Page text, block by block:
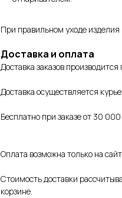
При правильном уходе изделия
Доставка и оплата
Доставка заказов производится
Доставка осуществляется
Бесплатно при заказе от 30
Оплата возможна только на
Стоимость доставки
корзине.